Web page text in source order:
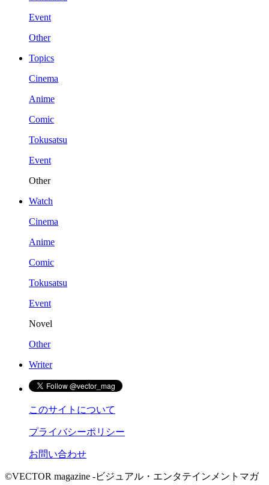
Event
Other
Topics
Cinema
Anime
Comic
Tokusatsu
Event
Other
Watch
Cinema
Anime
Comic
Tokusatsu
Event
Novel
Other
Writer
このサイトについて
プライバシーポリシー
お問い合わせ
©VECTOR magazine -ビジュアル・エンタテインメントマガ